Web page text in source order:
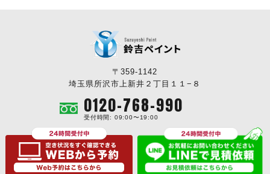
〒359-1142
埼玉県所沢市上新井２丁目１１−８
0120-768-990
受付時間: 09:00〜19:00